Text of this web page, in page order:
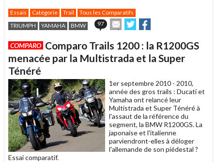
Essais Catégorie Trail
Tous les Comparatifs
TRIUMPH
YAMAHA BMW 97
Envoyer
cet
à
un
ami
Partager
sur sur
COMPARO Comparo Trails 1200 : la R1200GS
menacée par la Multistrada et la Super
Ténéré
1er septembre 2010 - 2010,
année des gros trails : Ducati et
Yamaha ont relancé leur
Multistrada et Super Ténéré à
l'assaut de la référence du
segment, la BMW R1200GS. La
japonaise et l'italienne
parviendront-elles à déloger
l'allemande de son piédestal ?
Essai comparatif.